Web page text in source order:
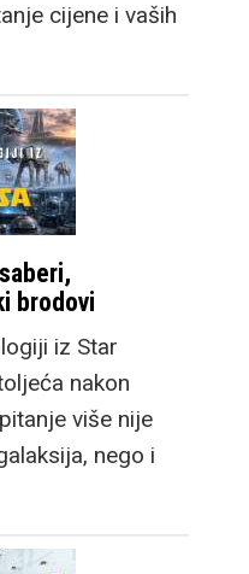
cijene i vaših
brodovi
iz Star
nakon
više nije
nego i